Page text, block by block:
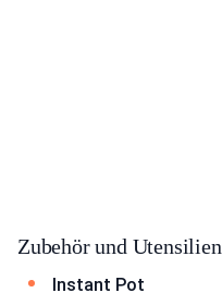
Zubehör und Utensilien
Instant Pot